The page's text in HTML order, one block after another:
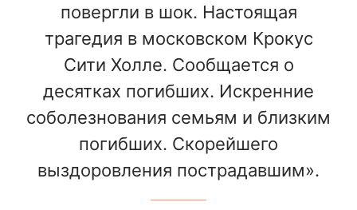
повергли в шок. Настоящая
трагедия в московском Крокус
Сити Холле. Сообщается о
десятках погибших. Искренние
соболезнования семьям и близким
погибших. Скорейшего
выздоровления пострадавшим».